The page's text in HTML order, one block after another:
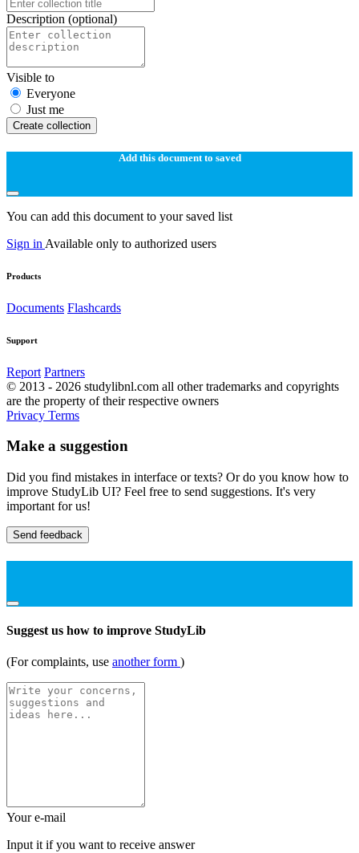
Description (optional)
Visible to
Everyone
Just me
Create collection
Add this document to saved
You can add this document to your saved list
Sign in Available only to authorized users
Products
Documents Flashcards
Support
Report Partners
© 2013 - 2026 studylibnl.com all other trademarks and copyrights
are the property of their respective owners
Privacy Terms
Make a suggestion
Did you find mistakes in interface or texts? Or do you know how to
improve StudyLib UI? Feel free to send suggestions. It's very
important for us!
Send feedback
Suggest us how to improve StudyLib
(For complaints, use another form )
Your e-mail
Input it if you want to receive answer